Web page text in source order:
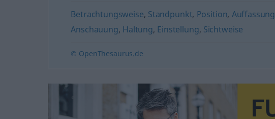
Betrachtungsweise, Standpunkt, Position, Auffassung
Anschauung, Haltung, Einstellung, Sichtweise
© OpenThesaurus.de